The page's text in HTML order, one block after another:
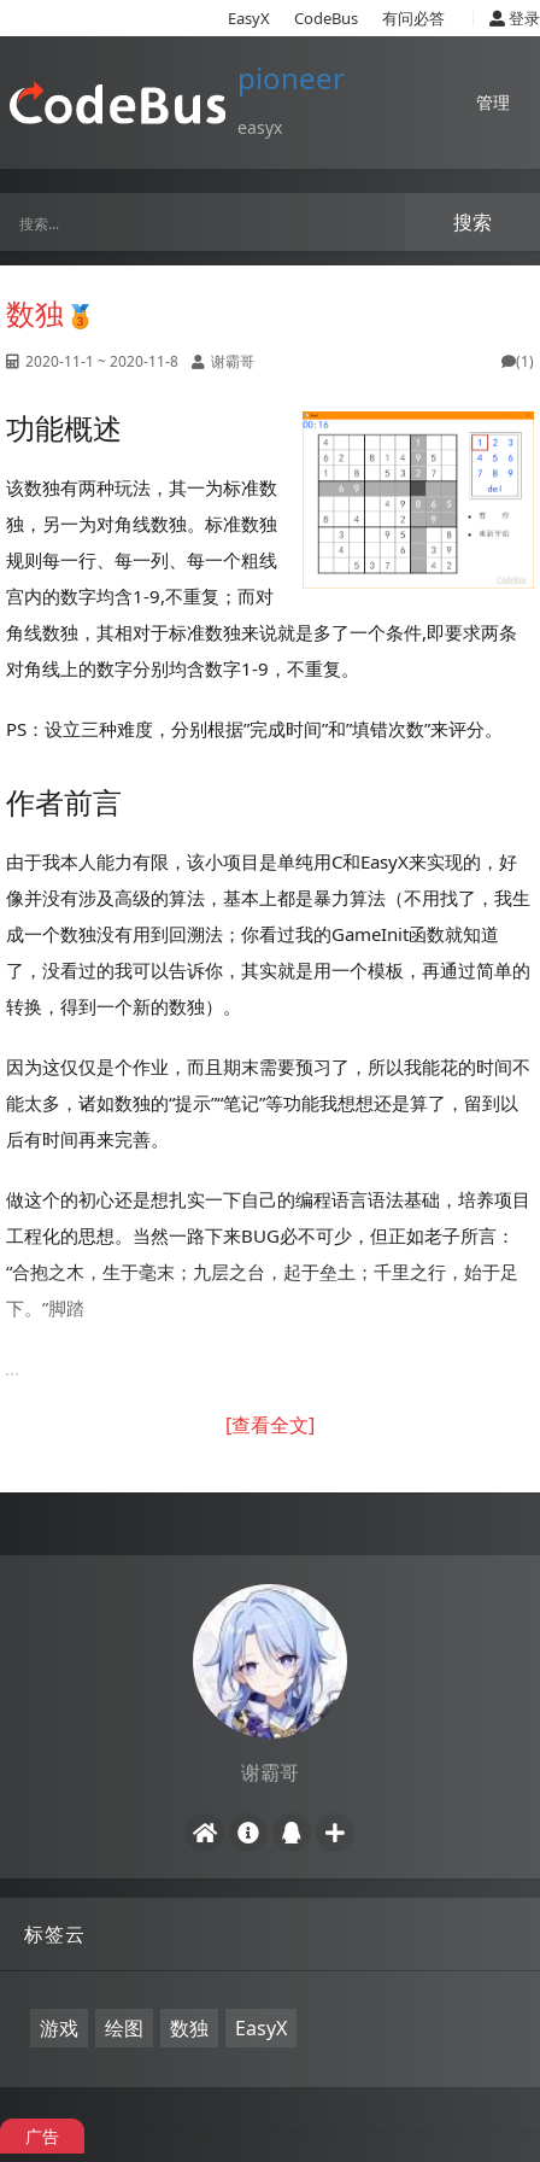
EasyX CodeBus 有问必答 登录
pioneer
easyx
管理
数独
2020-11-1 ~ 2020-11-8 谢霸哥 (1)
功能概述
该数独有两种玩法，其一为标准数
独，另一为对角线数独。标准数独
规则每一行、每一列、每一个粗线
宫内的数字均含1-9,不重复；而对
角线数独，其相对于标准数独来说就是多了一个条件,即要求两条
对角线上的数字分别均含数字1-9，不重复。
PS：设立三种难度，分别根据”完成时间”和”填错次数”来评分。
作者前言
由于我本人能力有限，该小项目是单纯用C和EasyX来实现的，好
像并没有涉及高级的算法，基本上都是暴力算法（不用找了，我生
成一个数独没有用到回溯法；你看过我的GameInit函数就知道
了，没看过的我可以告诉你，其实就是用一个模板，再通过简单的
转换，得到一个新的数独）。
因为这仅仅是个作业，而且期末需要预习了，所以我能花的时间不
能太多，诸如数独的“提示”“笔记”等功能我想想还是算了，留到以
后有时间再来完善。
做这个的初心还是想扎实一下自己的编程语言语法基础，培养项目
工程化的思想。当然一路下来BUG必不可少，但正如老子所言：
“合抱之木，生于毫末；九层之台，起于垒土；千里之行，始于足
下。”脚踏
...
[查看全文]
谢霸哥
搜索
标签云
游戏 绘图 数独 EasyX
广告